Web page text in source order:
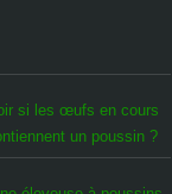
si les œufs en cours
un poussin ?